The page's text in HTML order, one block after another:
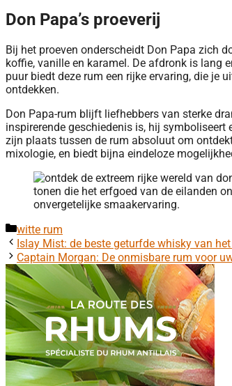
Don Papa’s proeverij
Bij het proeven onderscheidt Don Papa zich
koffie, vanille en karamel. De afdronk is lang
puur biedt deze rum een ​​rijke ervaring, die je
ontdekken.
Don Papa-rum blijft liefhebbers van sterke
inspirerende geschiedenis is, hij
zijn plaats tussen de rum absoluut om
mixologie, en biedt bijna eindeloze
Categorieën
witte rum
Islay Mist: de beste geturfde whisky van
Captain Morgan: De onmisbare rum voor